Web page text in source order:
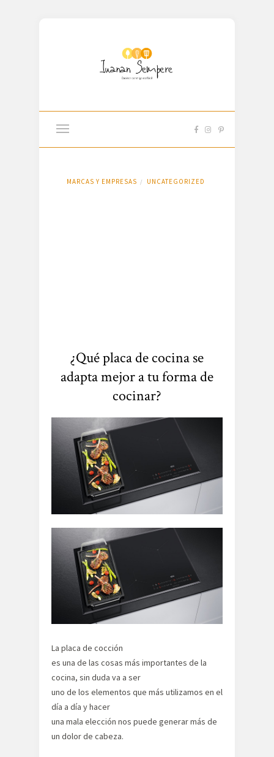
MARCAS Y EMPRESAS / UNCATEGORIZED
¿Qué placa de cocina se
adapta mejor a tu forma de
cocinar?
La placa de cocción
es una de las cosas más importantes de la
cocina, sin duda va a ser
uno de los elementos que más utilizamos en el
día a día y hacer
una mala elección nos puede generar más de
un dolor de cabeza.